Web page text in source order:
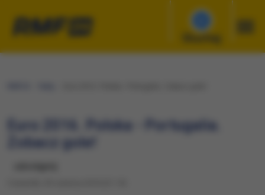
Słuchaj
Euro 2016. Polska - Portugalia.
Zobacz gole!